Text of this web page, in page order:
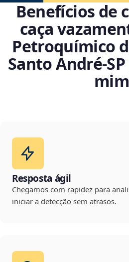
Benefícios de
caça
Petroquímico
Santo
mim
Resposta ágil
Chegamos com rapidez para
iniciar a detecção sem atrasos.